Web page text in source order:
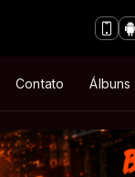
Contato Álbuns